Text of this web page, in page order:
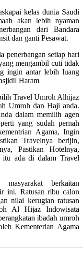
kelas dunia Saudi
akan lebih nyaman
dari Bandara
dan ganti Pesawat.
penerbangan setiap hari
mengambil cuti tidak
ingin antar lebih luang
Haram
Travel Umroh Alhijaz
Umroh dan Haji anda.
dalam memilih agen
yang sudah pernah
Agama, Ingin
Travelnya berijin,
Pastikan Hotelnya,
itu ada di dalam Travel
berkaitan
ini. Ratusan ribu calon
nilai kerugian ratusan
Al Hijaz Indowisata
ibadah umroh
Kementerian Agama